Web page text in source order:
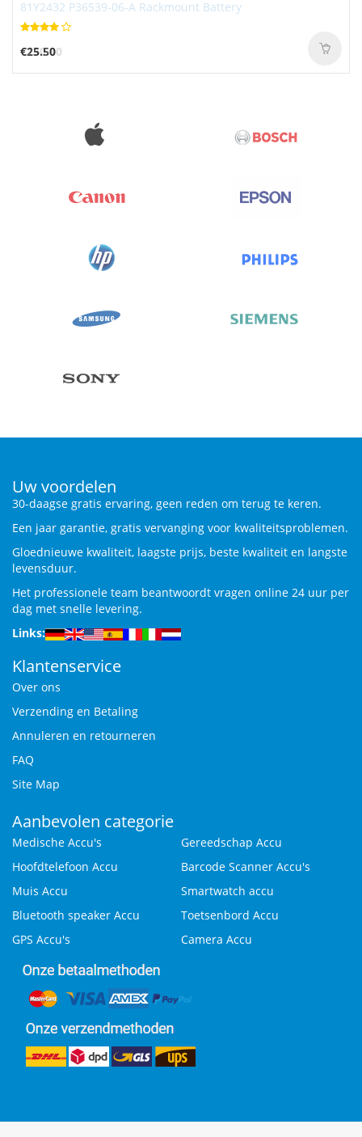
€25.50
Uw voordelen
30-daagse gratis ervaring, geen reden om terug te keren.
Een jaar garantie, gratis vervanging voor kwaliteitsproblemen.
Gloednieuwe kwaliteit, laagste prijs, beste kwaliteit en langste
levensduur.
Het professionele team beantwoordt vragen online 24 uur per
dag met snelle levering.
Links:
Klantenservice
Over ons
Verzending en Betaling
Annuleren en retourneren
FAQ
Site Map
Aanbevolen categorie
Medische Accu's
Gereedschap Accu
Hoofdtelefoon Accu
Barcode Scanner Accu's
Muis Accu
Smartwatch accu
Bluetooth speaker Accu
Toetsenbord Accu
GPS Accu's
Camera Accu